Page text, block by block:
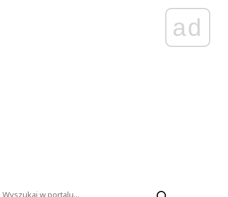
ad